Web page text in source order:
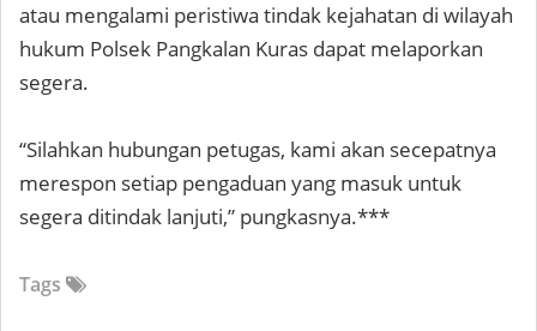
atau mengalami peristiwa tindak kejahatan di wilayah
hukum Polsek Pangkalan Kuras dapat melaporkan
segera.
“Silahkan hubungan petugas, kami akan secepatnya
merespon setiap pengaduan yang masuk untuk
segera ditindak lanjuti,” pungkasnya.***
Tags